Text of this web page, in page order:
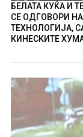
БЕЛАТА КУЌА И
СЕ ОДГОВОРИ
ТЕХНОЛОГИЈА,
КИНЕСКИТЕ